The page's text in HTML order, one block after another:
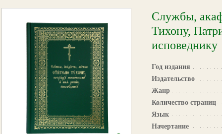
Службы,
Тихону,
исповеднику
Год издания
Издательство
Жанр
Количество страниц
Язык
Начертание